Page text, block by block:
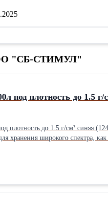
"СБ-СТИМУЛ"
под плотность до 1.5 г/
синяя (1245х 1140х 1140) Изготавливаются из высококачественного полиэтилена или
хранения широкого спектра,
цилиндрические
Диаметр горловины
5000. Изделия не изменяет физические и
ммПроизводитель: Россия под